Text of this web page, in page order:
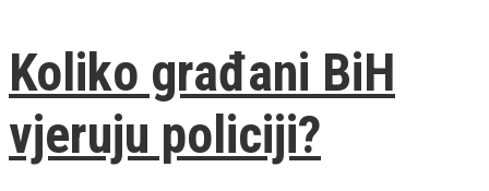
Koliko građani BiH
vjeruju policiji?